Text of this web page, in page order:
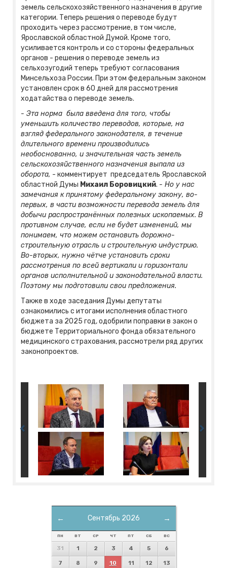
земель сельскохозяйственного назначения в другие
категории. Теперь решения о переводе будут
проходить через рассмотрение, в том числе,
Ярославской областной Думой. Кроме того,
усиливается контроль и со стороны федеральных
органов - решения о переводе земель из
сельхозугодий теперь требуют согласования
Минсельхоза России. При этом федеральным законом
установлен срок в 60 дней для рассмотрения
ходатайства о переводе земель.
- Эта норма была введена для того, чтобы
уменьшить количество переводов, которые, на
взгляд федерального законодателя, в течение
длительного времени производились
необоснованно, и значительная часть земель
сельскохозяйственного назначения выпала из
оборота, - комментирует председатель Ярославской
областной Думы Михаил Боровицкий. - Но у нас
замечания к принятому федеральному закону, во-
первых, в части возможности перевода земель для
добычи распространённых полезных ископаемых. В
противном случае, если не будет изменений, мы
понимаем, что можем остановить дорожно-
строительную отрасль и строительную индустрию.
Во-вторых, нужно чётче установить сроки
рассмотрения по всей вертикали и горизонтали
органов исполнительной и законодательной власти.
Поэтому мы подготовили свои предложения.
Также в ходе заседания Думы депутаты
ознакомились с итогами исполнения областного
бюджета за 2025 год, одобрили поправки в закон о
бюджете Территориального фонда обязательного
медицинского страхования, рассмотрели ряд других
законопроектов.
← →
Сентябрь 2026
ПН ВТ СР ЧТ ПТ СБ ВС
31 1 2 3 4 5 6
7 8 9 10 11 12 13